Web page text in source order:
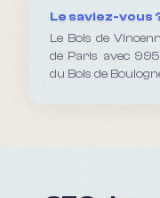
Le saviez-vous
Le Bois de
de Paris avec
du Bois de